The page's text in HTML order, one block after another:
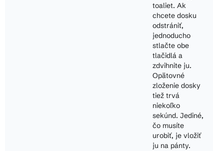
toaliet. Ak
chcete dosku
odstrániť,
jednoducho
stlačte obe
tlačidlá a
zdvihnite ju.
Opätovné
zloženie dosky
tiež trvá
niekoľko
sekúnd. Jediné,
čo musíte
urobiť, je vložiť
ju na pánty.